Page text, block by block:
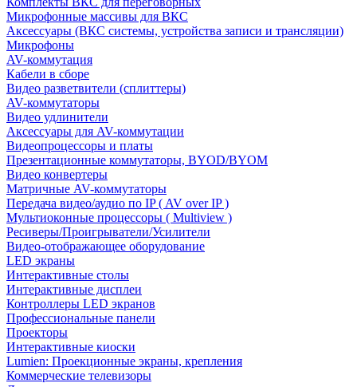
Микрофонные массивы для ВКС
Аксессуары (ВКС системы, устройства записи и трансляции)
Микрофоны
AV-коммутация
Кабели в сборе
Видео разветвители (сплиттеры)
AV-коммутаторы
Видео удлинители
Аксессуары для AV-коммутации
Видеопроцессоры и платы
Презентационные коммутаторы, BYOD/BYOM
Видео конвертеры
Матричные AV-коммутаторы
Передача видео/аудио по IP ( AV over IP )
Мультиоконные процессоры ( Multiview )
Ресиверы/Проигрыватели/Усилители
Видео-отображающее оборудование
LED экраны
Интерактивные столы
Интерактивные дисплеи
Контроллеры LED экранов
Профессиональные панели
Проекторы
Интерактивные киоски
Lumien: Проекционные экраны, крепления
Коммерческие телевизоры